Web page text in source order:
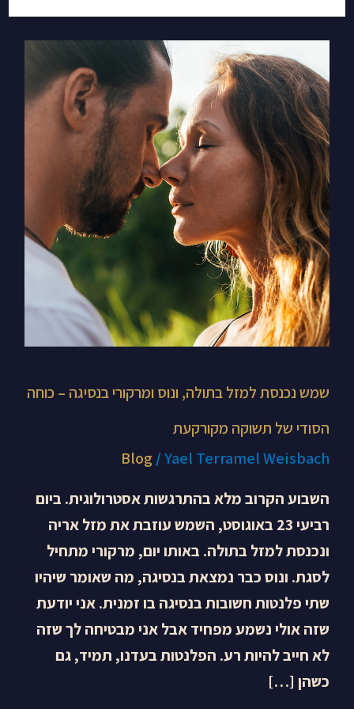
שמש נכנסת למזל בתולה, ונוס ומרקורי בנסיגה – כוחה
הסודי של תשוקה מקורקעת
Blog /Yael Terramel Weisbach
השבוע הקרוב מלא בהתרגשות אסטרולוגית. ביום
רביעי 23 באוגוסט, השמש עוזבת את מזל אריה
ונכנסת למזל בתולה. באותו יום, מרקורי מתחיל
לסגת. ונוס כבר נמצאת בנסיגה, מה שאומר שיהיו
שתי פלנטות חשובות בנסיגה בו זמנית. אני יודעת
שזה אולי נשמע מפחיד אבל אני מבטיחה לך שזה
לא חייב להיות רע. הפלנטות בעדנו, תמיד, גם
כשהן […]
נכנסת
למזל
בתולה,
ונוס
ומרקורי
בנסיגה
–
כוחה
הסודי
של
תשוקה